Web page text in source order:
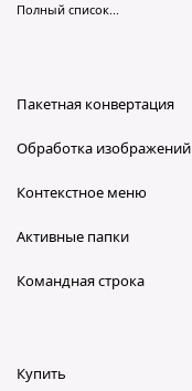
Полный список...
Пакетная конвертация
Обработка изображений
Контекстное меню
Активные папки
Командная строка
Купить